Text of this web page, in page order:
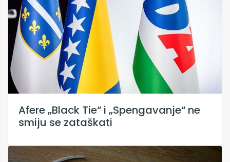
Afere „Black Tie“ i „Spengavanje“ ne
smiju se zataškati